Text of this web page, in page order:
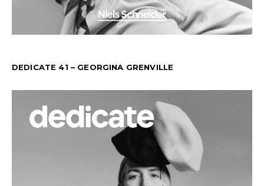
DEDICATE 41 – GEORGINA GRENVILLE